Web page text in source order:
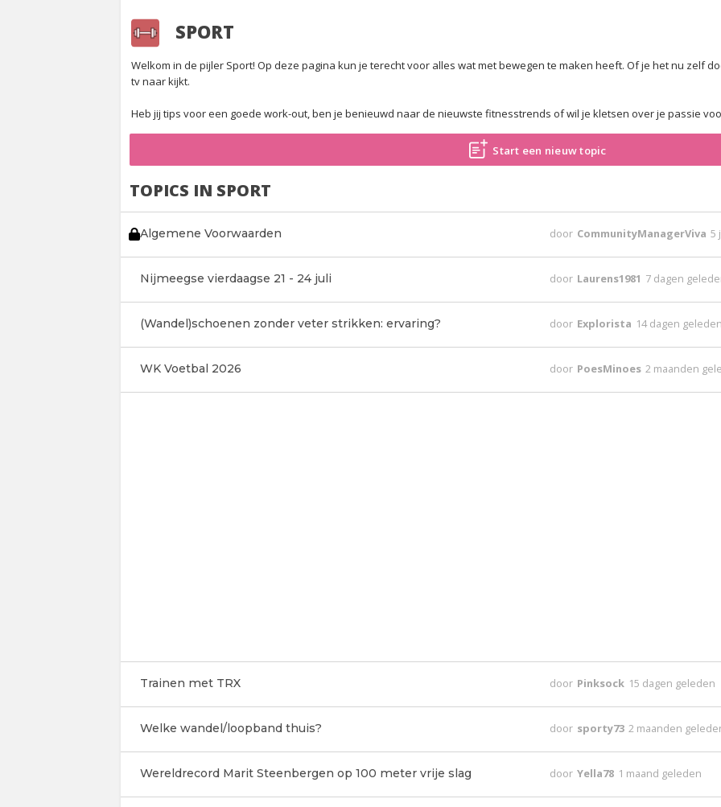
SPORT
Welkom in de pijler Sport! Op deze pagina kun je terecht voor alles wat met bewegen te maken heeft. Of je het nu zelf
tv naar kijkt.
Heb jij tips voor een goede work-out, ben je benieuwd naar de nieuwste fitnesstrends of wil je kletsen over je passie
Start een nieuw topic
TOPICS IN SPORT
Algemene Voorwaarden door CommunityManagerViva 5
Nijmeegse vierdaagse 21 - 24 juli door Laurens1981 7 dagen
(Wandel)schoenen zonder veter strikken: ervaring? door Explorista 14 dagen geleden
WK Voetbal 2026 door PoesMinoes 2 maanden
Trainen met TRX door Pinksock 15 dagen geleden
Welke wandel/loopband thuis? door sporty73 2 maanden
Wereldrecord Marit Steenbergen op 100 meter vrije slag door Yella78 1 maand geleden